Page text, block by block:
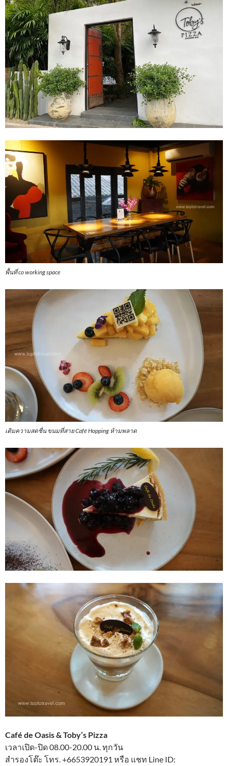
พื้นที่ co working space
เติมความสดชื่น ขนมที่สาย Café Hopping ห้ามพลาด
Café de Oasis & Toby’s Pizza
เวลาเปิด-ปิด 08.00-20.00 น. ทุกวัน
สำรองโต๊ะ โทร. +6653920191 หรือ แชท Line ID: